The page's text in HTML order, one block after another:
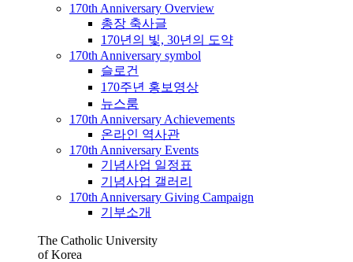
170th Anniversary Overview
총장 축사글
170년의 빛, 30년의 도약
170th Anniversary symbol
슬로건
170주년 홍보영상
뉴스룸
170th Anniversary Achievements
온라인 역사관
170th Anniversary Events
기념사업 일정표
기념사업 갤러리
170th Anniversary Giving Campaign
기부소개
The Catholic University
of Korea